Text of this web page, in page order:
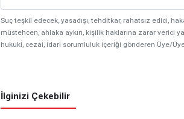
Suç teşkil edecek, yasadışı, tehditkar, rahatsız edici,
müstehcen, ahlaka aykırı, kişilik haklarına zarar
hukuki, cezai, idari sorumluluk içeriği gönderen Üye/
İlginizi Çekebilir